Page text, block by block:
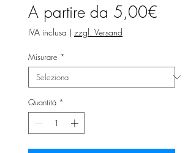
A partire da 5,00€
IVA inclusa | zzgl. Versand
Misurare *
Quantità *